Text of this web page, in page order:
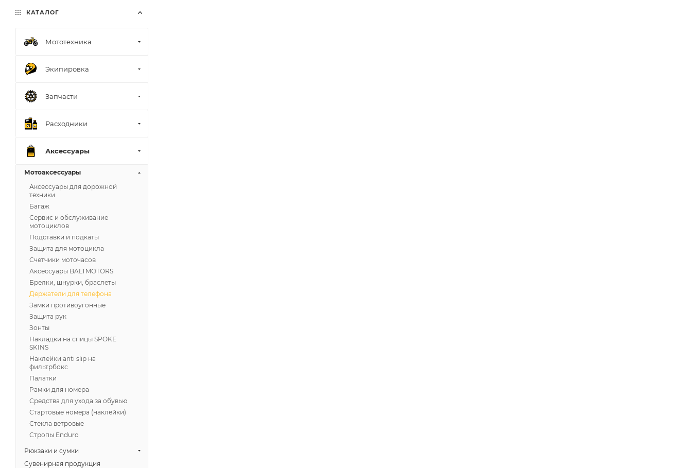
КАТАЛОГ
Мототехника
Экипировка
Запчасти
Расходники
Аксессуары
Мотоаксессуары
Аксессуары для дорожной
техники
Багаж
Сервис и обслуживание
мотоциклов
Подставки и подкаты
Защита для мотоцикла
Счетчики моточасов
Аксессуары BALTMOTORS
Брелки, шнурки, браслеты
Держатели для телефона
Замки противоугонные
Защита рук
Зонты
Накладки на спицы SPOKE
SKINS
Наклейки anti slip на
фильтрбокс
Палатки
Рамки для номера
Средства для ухода за обувью
Стартовые номера (наклейки)
Стекла ветровые
Стропы Enduro
Рюкзаки и сумки
Сувенирная продукция